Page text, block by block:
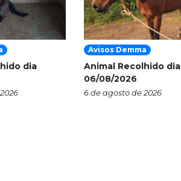
dia
Avisos Demma
Animal Recolhido dia
06/08/2026
6 de agosto de 2026